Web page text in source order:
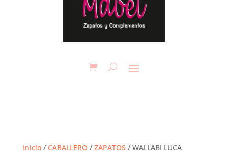
Inicio/ CABALLERO / ZAPATOS / WALLABI LUCA